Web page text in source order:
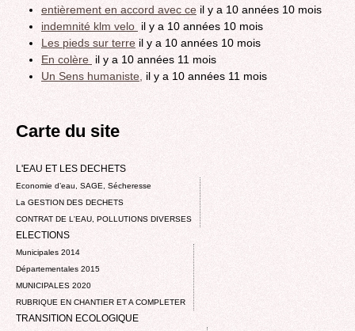
entièrement en accord avec ce il y a 10 années 10 mois
indemnité klm velo il y a 10 années 10 mois
Les pieds sur terre il y a 10 années 10 mois
En colère il y a 10 années 11 mois
Un Sens humaniste, il y a 10 années 11 mois
Carte du site
L'EAU ET LES DECHETS
Economie d’eau, SAGE, Sécheresse
La GESTION DES DECHETS
CONTRAT DE L'EAU, POLLUTIONS DIVERSES
ELECTIONS
Municipales 2014
Départementales 2015
MUNICIPALES 2020
RUBRIQUE EN CHANTIER ET A COMPLETER
TRANSITION ECOLOGIQUE